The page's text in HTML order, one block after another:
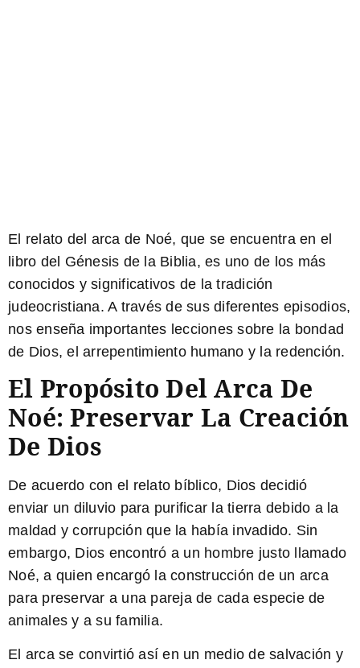
El relato del arca de Noé, que se encuentra en el
libro del Génesis de la Biblia, es uno de los más
conocidos y significativos de la tradición
judeocristiana. A través de sus diferentes episodios,
nos enseña importantes lecciones sobre la bondad
de Dios, el arrepentimiento humano y la redención.
El Propósito Del Arca De
Noé: Preservar La Creación
De Dios
De acuerdo con el relato bíblico, Dios decidió
enviar un diluvio para purificar la tierra debido a la
maldad y corrupción que la había invadido. Sin
embargo, Dios encontró a un hombre justo llamado
Noé, a quien encargó la construcción de un arca
para preservar a una pareja de cada especie de
animales y a su familia.
El arca se convirtió así en un medio de salvación y